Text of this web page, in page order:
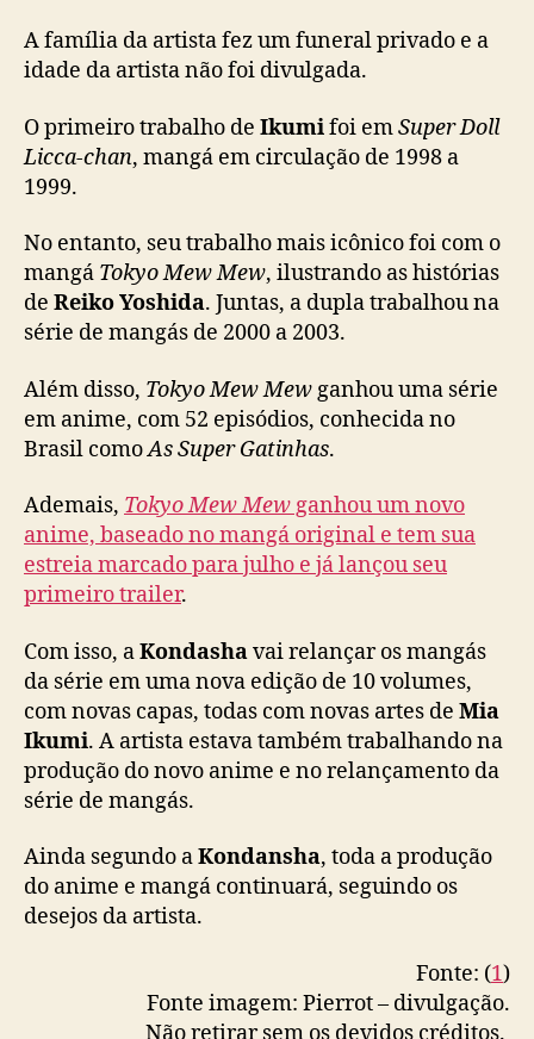
k
e
w
w
,
f
c
e
o
r
c
a
d
e
u
m
e
o
g
i
A família da artista fez um funeral privado e a
idade da artista não foi divulgada.
O primeiro trabalho de Ikumifoi emSuper Doll
Licca-chan, mangá em circulação de 1998 a
1999.
No entanto, seu trabalho mais icônico foi com o
mangá Tokyo Mew Mew, ilustrando as histórias
de Reiko Yoshida. Juntas, a dupla trabalhou na
série de mangás de 2000 a 2003.
Além disso, Tokyo Mew Mewganhou uma série
em anime, com 52 episódios, conhecida no
Brasil comoAs Super Gatinhas.
Ademais, Tokyo Mew Mewganhou um novo
anime, baseado no mangá original e tem sua
estreia marcado para julho e já lançou seu
primeiro trailer.
Com isso, aKondashavai relançar os mangás
da série em uma nova edição de 10 volumes,
com novas capas, todas com novas artes de Mia
Ikumi. A artista estava também trabalhando na
produção do novo anime e no relançamento da
série de mangás.
Ainda segundo aKondansha, toda a produção
do anime e mangá continuará, seguindo os
desejos da artista.
Fonte: (1)
Fonte imagem: Pierrot – divulgação.
Não retirar sem os devidos créditos.